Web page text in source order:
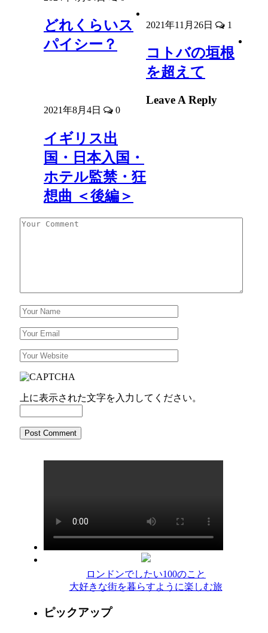
どれくらいス
パイシー？
2021年11月26日 1
コトバの垣根
を超えて
2021年8月4日 0
イギリス出
国・日本入国・
ホテル監禁・狂
想曲 ＜後編＞
Leave A Reply
上に表示された文字を入力してください。
ロンドンでしたい100のこと
大好きな街を暮らすように楽しむ旅
ピックアップ